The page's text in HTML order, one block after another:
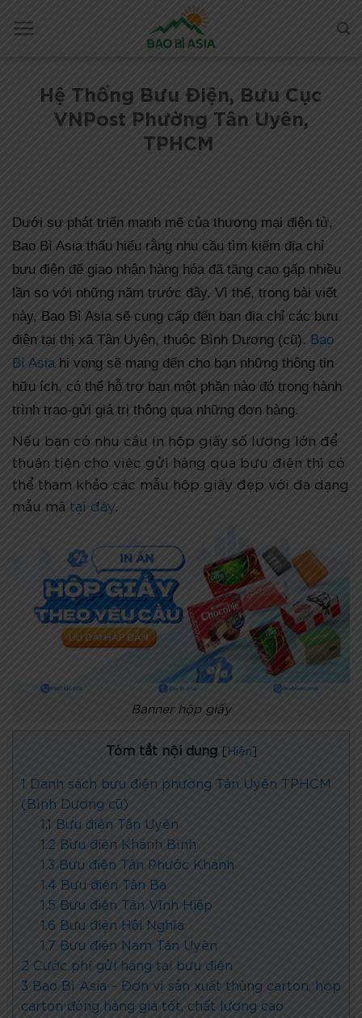
Hệ Thống Bưu Điện, Bưu Cục
VNPost Phường Tân Uyên,
TPHCM
Dưới sự phát triển mạnh mẽ của thương mại điện tử,
Bao Bì Asia thấu hiểu rằng nhu cầu tìm kiếm địa chỉ
bưu điện để giao nhận hàng hóa đã tăng cao gấp nhiều
lần so với những năm trước đây. Vì thế, trong bài viết
này, Bao Bì Asia sẽ cung cấp đến bạn địa chỉ các bưu
điện tại thị xã Tân Uyên, thuộc Bình Dương (cũ). Bao
Bì Asia hi vọng sẽ mang đến cho bạn những thông tin
hữu ích, có thể hỗ trợ bạn một phần nào đó trong hành
trình trao-gửi giá trị thông qua những đơn hàng.
Nếu bạn có nhu cầu in hộp giấy số lượng lớn để
thuận tiện cho việc gửi hàng qua bưu điện thì có
thể tham khảo các mẫu hộp giấy đẹp với đa dạng
mẫu mã tại đây.
Banner hộp giấy
Tóm tắt nội dung [Hiện]
1 Danh sách bưu điện phường Tân Uyên TPHCM
(Bình Dương cũ)
1.1 Bưu điện Tân Uyên
1.2 Bưu điện Khánh Bình
1.3 Bưu điện Tân Phước Khánh
1.4 Bưu điện Tân Ba
1.5 Bưu điện Tân Vĩnh Hiệp
1.6 Bưu điện Hội Nghĩa
1.7 Bưu điện Nam Tân Uyên
2 Cước phí gửi hàng tại bưu điện
3 Bao Bì Asia – Đơn vị sản xuất thùng carton, hộp
carton đóng hàng giá tốt, chất lượng cao